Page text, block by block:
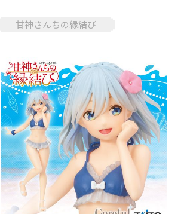
甘神さんちの縁結び